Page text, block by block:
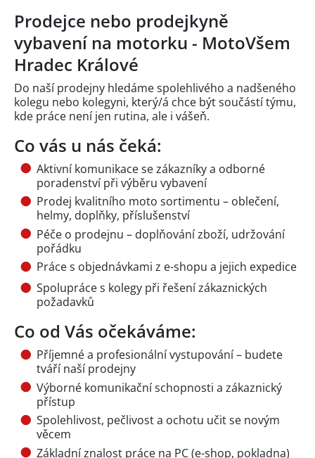
Prodejce nebo prodejkyně
vybavení na motorku - MotoVšem
Hradec Králové
Do naší prodejny hledáme spolehlivého a nadšeného
kolegu nebo kolegyni, který/á chce být součástí týmu,
kde práce není jen rutina, ale i vášeň.
Co vás u nás čeká:
Aktivní komunikace se zákazníky a odborné
poradenství při výběru vybavení
Prodej kvalitního moto sortimentu – oblečení,
helmy, doplňky, příslušenství
Péče o prodejnu – doplňování zboží, udržování
pořádku
Práce s objednávkami z e-shopu a jejich expedice
Spolupráce s kolegy při řešení zákaznických
požadavků
Co od Vás očekáváme:
Příjemné a profesionální vystupování – budete
tváří naší prodejny
Výborné komunikační schopnosti a zákaznický
přístup
Spolehlivost, pečlivost a ochotu učit se novým
věcem
Základní znalost práce na PC (e-shop, pokladna)